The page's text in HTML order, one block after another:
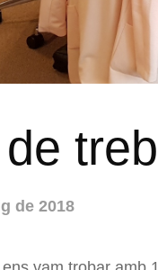
de 2018